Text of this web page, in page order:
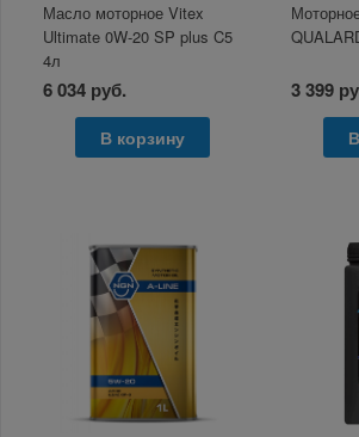
Масло моторное Vitex
Ultimate 0W-20 SP plus C5
4л
6 034 руб.
В корзину
3 399